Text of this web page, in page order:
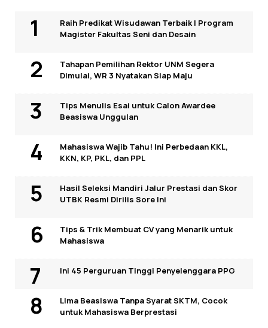
Raih Predikat Wisudawan Terbaik I Program
Magister Fakultas Seni dan Desain
Tahapan Pemilihan Rektor UNM Segera
Dimulai, WR 3 Nyatakan Siap Maju
Tips Menulis Esai untuk Calon Awardee
Beasiswa Unggulan
Mahasiswa Wajib Tahu! Ini Perbedaan KKL,
KKN, KP, PKL, dan PPL
Hasil Seleksi Mandiri Jalur Prestasi dan Skor
UTBK Resmi Dirilis Sore Ini
Tips & Trik Membuat CV yang Menarik untuk
Mahasiswa
Ini 45 Perguruan Tinggi Penyelenggara PPG
Lima Beasiswa Tanpa Syarat SKTM, Cocok
untuk Mahasiswa Berprestasi